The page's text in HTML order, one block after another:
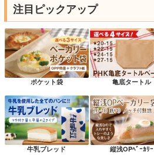
注目ピックアップ
ポケット袋 亀底タートル
牛乳ブレッド 縦浅OPﾍﾞｰｶﾘｰ